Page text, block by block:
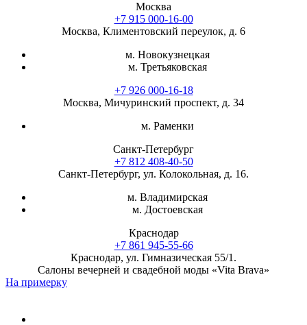
Москва
+7 915 000-16-00
Москва, Климентовский переулок, д. 6
м. Новокузнецкая
м. Третьяковская
+7 926 000-16-18
Москва, Мичуринский проспект, д. 34
м. Раменки
Санкт-Петербург
+7 812 408-40-50
Санкт-Петербург, ул. Колокольная, д. 16.
м. Владимирская
м. Достоевская
Краснодар
+7 861 945-55-66
Краснодар, ул. Гимназическая 55/1.
Салоны вечерней и свадебной моды «Vita Brava»
На примерку